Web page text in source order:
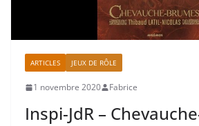
ARTICLES JEUX DE RÔLE
1 novembre 2020 Fabrice
Inspi-JdR –